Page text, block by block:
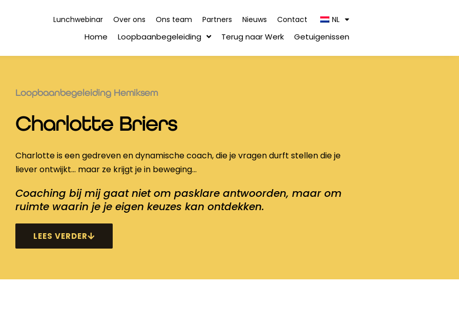
Lunchwebinar Over ons Ons team Partners Nieuws Contact NL
Home Loopbaanbegeleiding Terug naar Werk Getuigenissen
Loopbaanbegeleiding Hemiksem
Charlotte Briers
Charlotte is een gedreven en dynamische coach, die je vragen durft stellen die je
liever ontwijkt… maar ze krijgt je in beweging…
Coaching bij mij gaat niet om pasklare antwoorden, maar om
ruimte waarin je je eigen keuzes kan ontdekken.
LEES VERDER